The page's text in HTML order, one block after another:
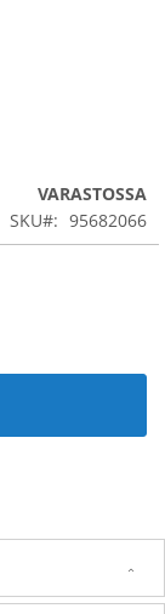
VARASTOSSA
SKU
95682066